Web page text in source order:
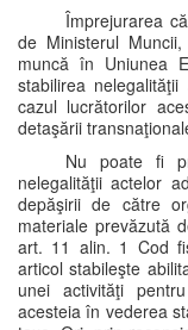
Împrejurarea
de Ministerul
muncă în Uniunea
stabilirea
cazul lucrătorilor
detaşării
Nu poate fi
nelegalităţii actelor
depăşirii de către
materiale prevăzută
art. 11 alin. 1 Cod
articol stabileşte
unei activităţi
acesteia în vederea